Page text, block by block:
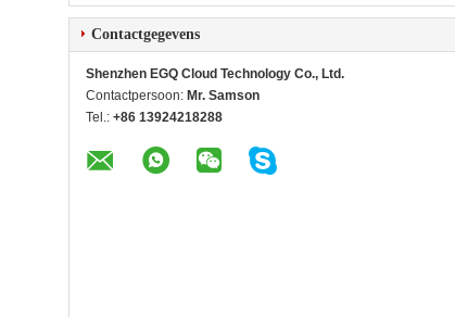
Contactgegevens
Shenzhen EGQ Cloud Technology Co., Ltd.
Contactpersoon: Mr. Samson
Tel.: +86 13924218288